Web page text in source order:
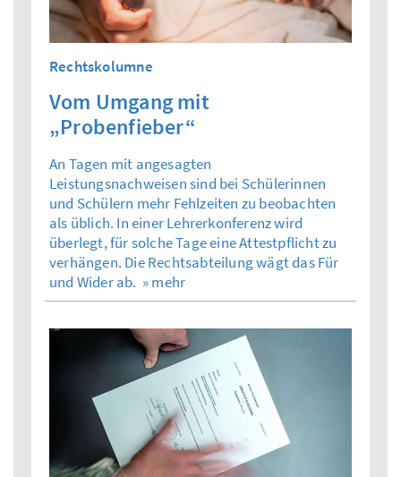
Rechtskolumne
Vom Umgang mit
„Probenfieber“
An Tagen mit angesagten
Leistungsnachweisen sind bei Schülerinnen
und Schülern mehr Fehlzeiten zu beobachten
als üblich. In einer Lehrerkonferenz wird
überlegt, für solche Tage eine Attestpflicht zu
verhängen. Die Rechtsabteilung wägt das Für
und Wider ab. » mehr